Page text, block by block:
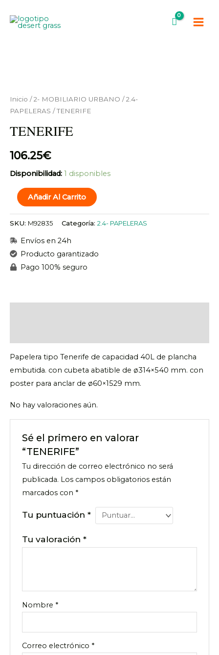
Inicio /2- MOBILIARIO URBANO /2.4-
PAPELERAS / TENERIFE
TENERIFE
106.25€
Disponibilidad: 1 disponibles
Añadir Al Carrito
SKU: M92835 Categoría: 2.4- PAPELERAS
Envíos en 24h
Producto garantizado
Pago 100% seguro
Papelera tipo Tenerife de capacidad 40L de plancha
embutida. con cubeta abatible de ø314×540 mm. con
poster para anclar de ø60×1529 mm.
No hay valoraciones aún.
Sé el primero en valorar
“TENERIFE”
Tu dirección de correo electrónico no será
publicada. Los campos obligatorios están
marcados con *
Tu puntuación*
Tu valoración*
Nombre *
Correo electrónico *